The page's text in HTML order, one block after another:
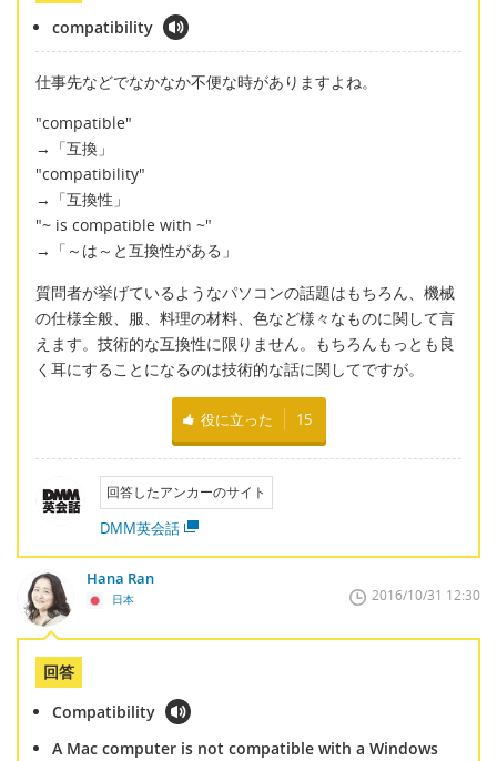
compatibility
仕事先などでなかなか不便な時がありますよね。
"compatible"
→「互換」
"compatibility"
→「互換性」
"~ is compatible with ~"
→「～は～と互換性がある」
質問者が挙げているようなパソコンの話題はもちろん、機械
の仕様全般、服、料理の材料、色など様々なものに関して言
えます。技術的な互換性に限りません。もちろんもっとも良
く耳にすることになるのは技術的な話に関してですが。
役に立った 15
回答したアンカーのサイト
DMM英会話
Hana Ran
日本 2016/10/31 12:30
回答
Compatibility
A Mac computer is not compatible with a Windows